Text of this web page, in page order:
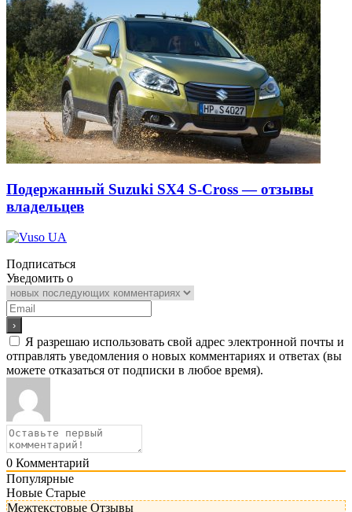
Подержанный Suzuki SX4 S-Cross — отзывы
владельцев
Подписаться
Уведомить о
Я разрешаю использовать свой адрес электронной почты и
отправлять уведомления о новых комментариях и ответах (вы
можете отказаться от подписки в любое время).
0 Комментарий
Популярные
Новые Старые
Межтекстовые Отзывы